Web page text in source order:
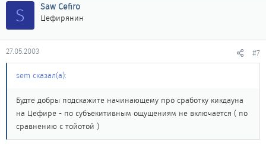
S Saw Cefiro
Цефирянин
27.05.2003 #7
sem сказал(а):
Будте добры подскажите начинающему про сработку кикдауна
на Цефире - по субъекитивным ощущениям не включается ( по
сравнению с тойотой )